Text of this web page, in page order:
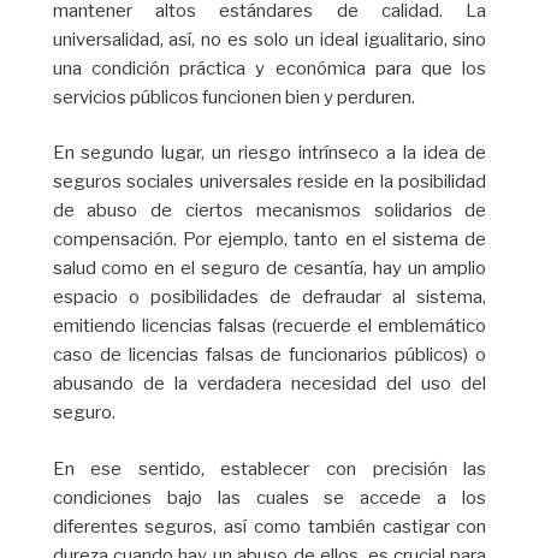
mantener altos estándares de calidad. La
universalidad, así, no es solo un ideal igualitario, sino
una condición práctica y económica para que los
servicios públicos funcionen bien y perduren.
En segundo lugar, un riesgo intrínseco a la idea de
seguros sociales universales reside en la posibilidad
de abuso de ciertos mecanismos solidarios de
compensación. Por ejemplo, tanto en el sistema de
salud como en el seguro de cesantía, hay un amplio
espacio o posibilidades de defraudar al sistema,
emitiendo licencias falsas (recuerde el emblemático
caso de licencias falsas de funcionarios públicos) o
abusando de la verdadera necesidad del uso del
seguro.
En ese sentido, establecer con precisión las
condiciones bajo las cuales se accede a los
diferentes seguros, así como también castigar con